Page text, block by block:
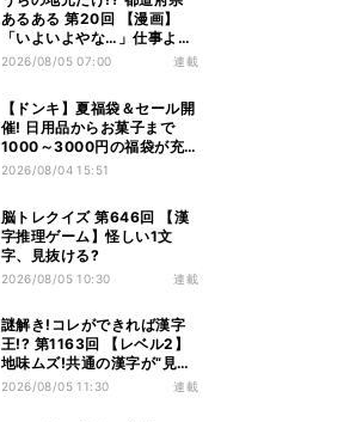
あるある 第20回 【漫画】
「いよいよやな…」仕事より
優先は当然!? 兵庫県民の“祭
2026/08/05 07:00 連載
【ドンキ】夏福袋＆セール開
催! 日用品からお菓子まで
1000～3000円の福袋が充
実、家電やアパレルなど人気
2026/08/04 15:51
脳トレクイズ 第646回 【漢
字推理ゲーム】怪しい1文
字、見抜ける?
2026/08/05 10:30 連載
謎解き!コレができれば漢字
王!? 第1163回 【レベル2】
地味ムズ!共通の漢字が“見え
てこない”…
2026/08/05 11:30 連載